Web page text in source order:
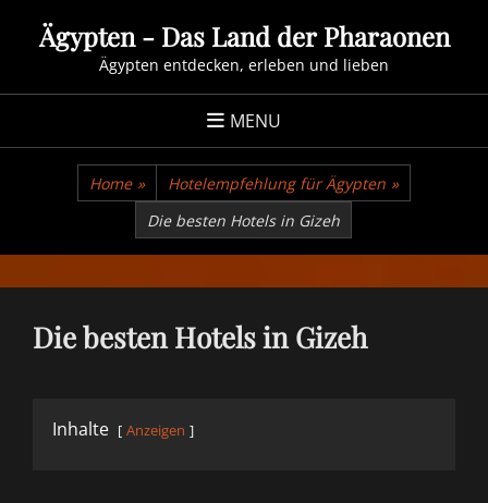
Ägypten - Das Land der Pharaonen
Ägypten entdecken, erleben und lieben
MENU
Home » Hotelempfehlung für Ägypten »
Die besten Hotels in Gizeh
Die besten Hotels in Gizeh
Inhalte Anzeigen